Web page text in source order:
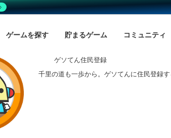
ゲームを探す 貯まるゲーム コミュニティ
ゲソてん住民登録
千里の道も一歩から。ゲソてんに住民登録